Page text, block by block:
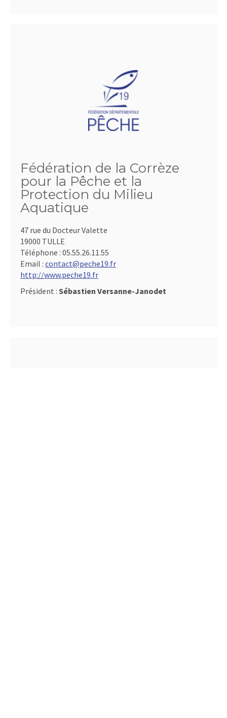
Fédération de la Corrèze
pour la Pêche et la
Protection du Milieu
Aquatique
47 rue du Docteur Valette
19000 TULLE
Téléphone : 05.55.26.11.55
Email : contact@peche19.fr
http://www.peche19.fr
Président : Sébastien Versanne-Janodet